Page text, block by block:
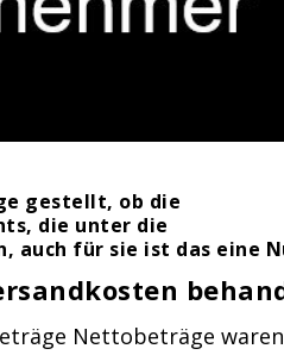
gestellt, ob die
die unter die
auch für sie ist das eine
Nettobeträge